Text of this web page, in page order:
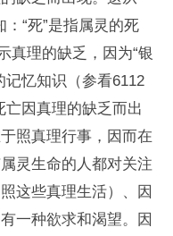
：“死”是指属灵的死
真理的缺乏，因为“银
记忆知识（参看6112
因真理的缺乏而出
照真理行事，因而在
灵生命的人都对关注
这些真理生活）、因
一种欲求和渴望。因